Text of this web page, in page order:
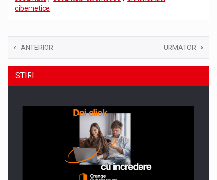
cibernetice
ANTERIOR URMATOR
STIRI